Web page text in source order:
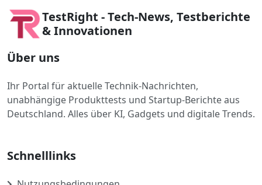
TestRight - Tech-News, Testberichte
& Innovationen
Über uns
Ihr Portal für aktuelle Technik-Nachrichten,
unabhängige Produkttests und Startup-Berichte aus
Deutschland. Alles über KI, Gadgets und digitale Trends.
Schnelllinks